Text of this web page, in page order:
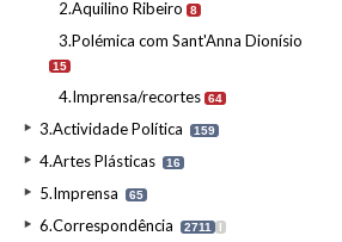
2.Aquilino Ribeiro 8
3.Polémica com Sant'Anna Dionísio
15
4.Imprensa/recortes 64
3.Actividade Política 159
4.Artes Plásticas 16
5.Imprensa 65
6.Correspondência 2711 I